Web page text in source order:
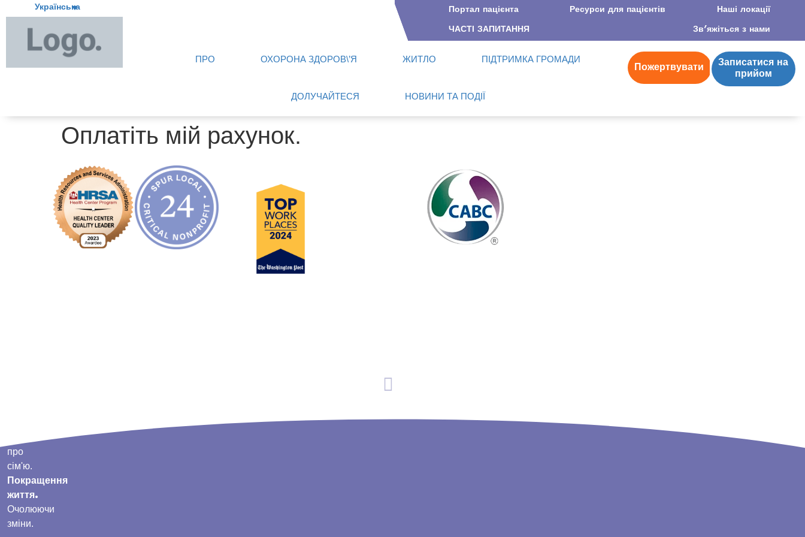
Українська Портал пацієнта Ресурси для пацієнтів Наші локації
ЧАСТІ ЗАПИТАННЯ Зв’яжіться з нами
ПРО ОХОРОНА ЗДОРОВ\’Я ЖИТЛО ПІДТРИМКА ГРОМАДИ
ДОЛУЧАЙТЕСЯ НОВИНИ ТА ПОДІЇ
Пожертвувати
Записатися на
прийом
Оплатіть мій рахунок.
про
сім'ю.
Покращення
життя.
Очолюючи
зміни.